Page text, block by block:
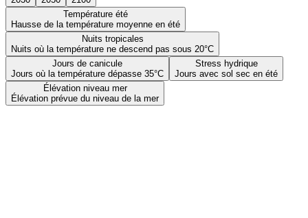
Température été
Hausse de la température moyenne en été
Nuits tropicales
Nuits où la température ne descend pas sous 20°C
Jours de canicule
Jours où la température dépasse 35°C
Stress hydrique
Jours avec sol sec en été
Élévation niveau mer
Élévation prévue du niveau de la mer